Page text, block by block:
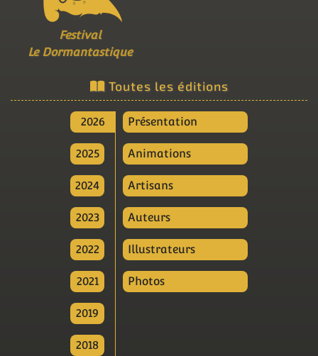
Festival
Le Dormantastique
Toutes les éditions
2026
2025
2024
2023
2022
2021
2019
2018
Présentation
Animations
Artisans
Auteurs
Illustrateurs
Photos